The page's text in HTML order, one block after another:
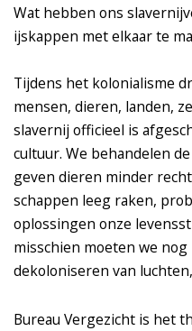
Wat hebben ons
ijskappen met elkaar te
Tijdens het kolonialisme
mensen, dieren, landen,
slavernij officieel is
cultuur. We behandelen
geven dieren minder
schappen leeg raken,
oplossingen onze
misschien moeten we
dekoloniseren van
Bureau Vergezicht is het